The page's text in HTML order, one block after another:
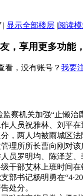
| 显示全部楼层 |阅读
，享用更多功能
看，没有账号？ 我要
监察机关加强“止懒
员祝雅林、刘平在
，两人均被雨城区法
所所长曹向刚对该
罗明均、陈泽芝、
部艾林上班时间在
书记杨明勇在
处分。